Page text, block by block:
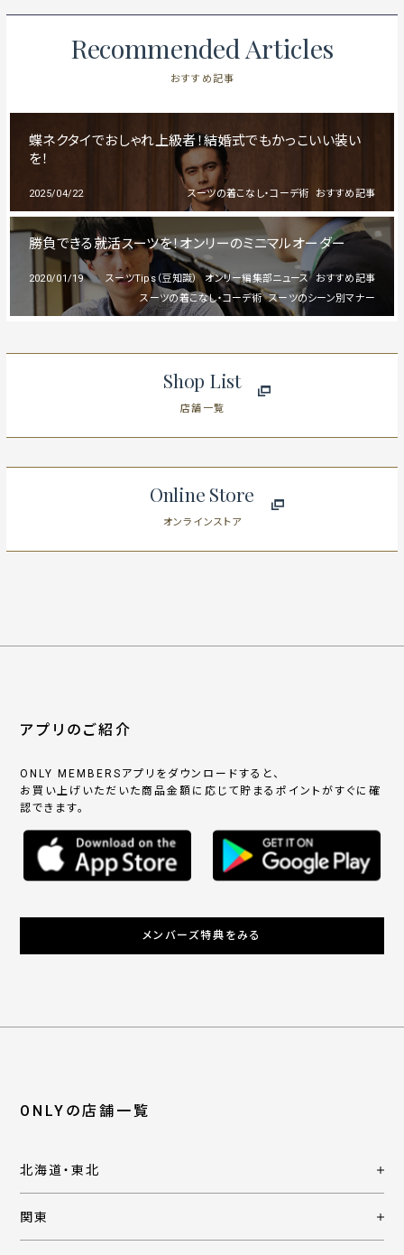
Recommended Articles
おすすめ記事
蝶ネクタイでおしゃれ上級者！結婚式でもかっこいい装い
を！
2025/04/22 おすすめ記事
スーツの着こなし・コーデ術
勝負できる就活スーツを！オンリーのミニマルオーダー
2020/01/19 おすすめ記事
オンリー編集部ニュース
スーツTips（豆知識）
スーツのシーン別マナー
スーツの着こなし・コーデ術
Shop List
店舗一覧
Online Store
オンラインストア
アプリのご紹介
ONLY MEMBERSアプリをダウンロードすると、
お買い上げいただいた商品金額に応じて貯まるポイントがすぐに確
認できます。
メンバーズ特典をみる
ONLYの店舗一覧
北海道・東北
関東